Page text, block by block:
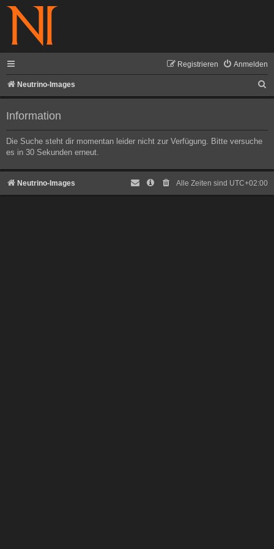
Anmelden
Registrieren
Neutrino-Images
u
Information
Die Suche steht dir momentan leider nicht zur Verfügung. Bitte versuche
es in 30 Sekunden erneut.
Neutrino-Images Alle Zeiten sind UTC+02:00